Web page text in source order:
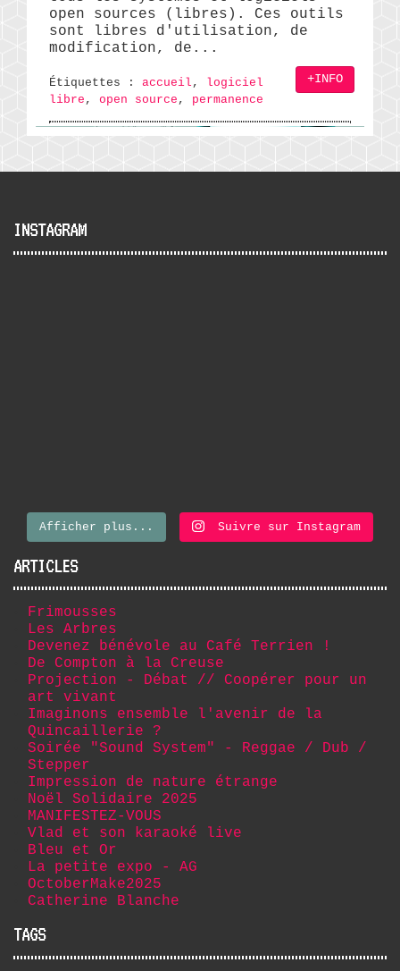
open sources (libres). Ces outils
sont libres d'utilisation, de
modification, de...
Étiquettes : accueil , logiciel
libre , open source , permanence
+INFO
INSTAGRAM
Afficher plus... Suivre sur Instagram
ARTICLES
Frimousses
Les Arbres
Devenez bénévole au Café Terrien !
De Compton à la Creuse
Projection - Débat // Coopérer pour un
art vivant
Imaginons ensemble l'avenir de la
Quincaillerie ?
Soirée "Sound System" - Reggae / Dub /
Stepper
Impression de nature étrange
Noël Solidaire 2025
MANIFESTEZ-VOUS
Vlad et son karaoké live
Bleu et Or
La petite expo - AG
OctoberMake2025
Catherine Blanche
TAGS